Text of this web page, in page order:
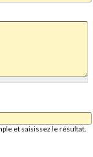
et saisissez le résultat.